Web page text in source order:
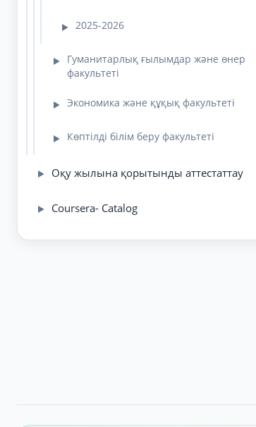
▶ 2025-2026
▶
Гуманитарлық ғылымдар және өнер
факультеті
▶ Экономика және құқық факультеті
▶ Көптілді білім беру факультеті
▶ Оқу жылына қорытынды аттестаттау
▶ Coursera- Catalog